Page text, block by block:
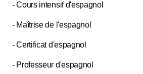
- Cours intensif d'espagnol
- Maîtrise de l'espagnol
- Certificat d'espagnol
- Professeur d'espagnol